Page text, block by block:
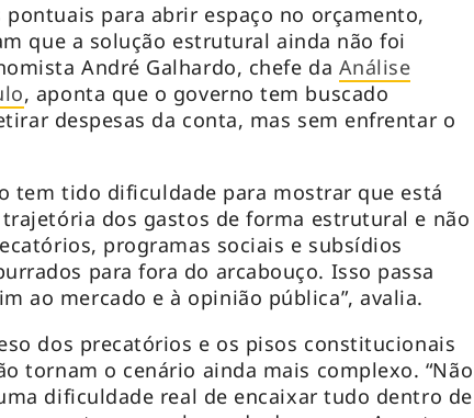
pontuais para abrir espaço no orçamento,
que a solução estrutural ainda não foi
André Galhardo, chefe da Análise
, aponta que o governo tem buscado
despesas da conta, mas sem enfrentar o
tem tido dificuldade para mostrar que está
dos gastos de forma estrutural e não
programas sociais e subsídios
para fora do arcabouço. Isso passa
ao mercado e à opinião pública”, avalia.
dos precatórios e os pisos constitucionais
tornam o cenário ainda mais complexo. “Não
dificuldade real de encaixar tudo dentro de